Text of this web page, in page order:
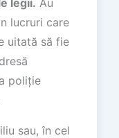
lucruri care
uitată să fie
poliție
sau, în cel